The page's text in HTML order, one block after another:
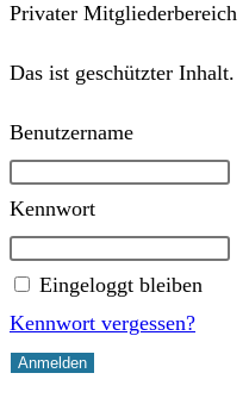
Privater Mitgliederbereich
Das ist geschützter Inhalt.
Benutzername
Kennwort
Eingeloggt bleiben
Kennwort vergessen?